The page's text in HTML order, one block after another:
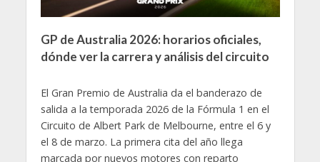
GP de Australia 2026: horarios oficiales,
dónde ver la carrera y análisis del circuito
El Gran Premio de Australia da el banderazo de
salida a la temporada 2026 de la Fórmula 1 en el
Circuito de Albert Park de Melbourne, entre el 6 y
el 8 de marzo. La primera cita del año llega
marcada por nuevos motores con reparto